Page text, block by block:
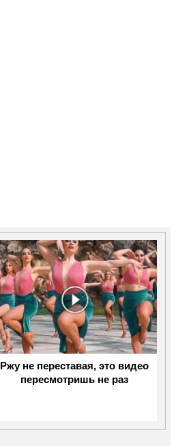
Ржу не переставая, это видео
пересмотришь не раз